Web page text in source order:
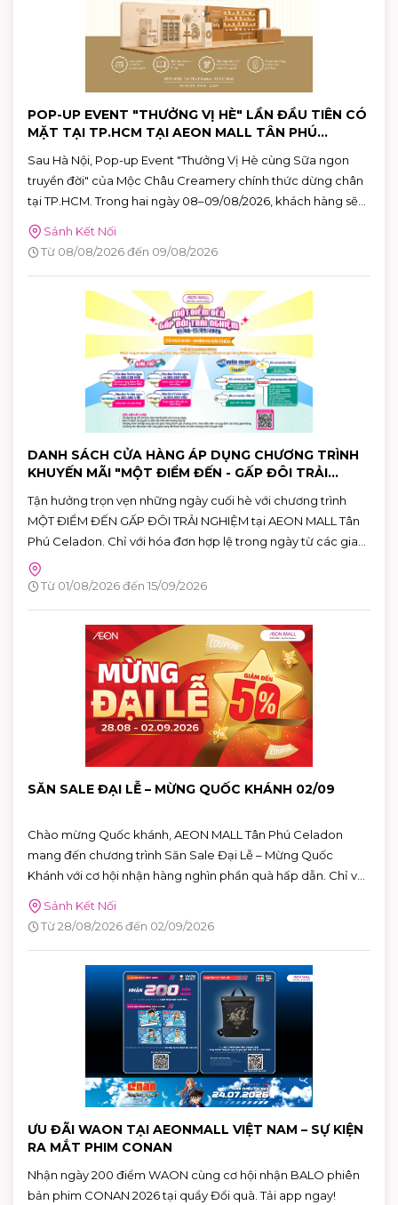
POP-UP EVENT "THƯỞNG VỊ HÈ" LẦN ĐẦU TIÊN CÓ
MẶT TẠI TP.HCM TẠI AEON MALL TÂN PHÚ
Sau Hà Nội, Pop-up Event "Thưởng Vị Hè cùng Sữa ngon
truyền đời" của Mộc Châu Creamery chính thức dừng chân
tại TP.HCM. Trong hai ngày 08–09/08/2026, khách hàng sẽ
có cơ hội khám phá những hương vị mùa hè độc đáo, tham
gia nhiều hoạt động tương tác thú vị và nhận quà tặng phiên
bản giới hạn tại AEON MALL Tân Phú Celadon.
Sảnh Kết Nối
Từ 08/08/2026 đến 09/08/2026
DANH SÁCH CỬA HÀNG ÁP DỤNG CHƯƠNG TRÌNH
KHUYẾN MÃI "MỘT ĐIỂM ĐẾN - GẤP ĐÔI TRẢI
Tận hưởng trọn vẹn những ngày cuối hè với chương trình
MỘT ĐIỂM ĐẾN GẤP ĐÔI TRẢI NGHIỆM tại AEON MALL Tân
Phú Celadon. Chỉ với hóa đơn hợp lệ trong ngày từ các gian
hàng tham gia, khách hàng có thể nhận ưu đãi chéo giữa
khu ẩm thực Vườn Ngon và các gian hàng giải trí, giúp hành
Từ 01/08/2026 đến 15/09/2026
SĂN SALE ĐẠI LỄ – MỪNG QUỐC KHÁNH 02/09
Chào mừng Quốc khánh, AEON MALL Tân Phú Celadon
mang đến chương trình Săn Sale Đại Lễ – Mừng Quốc
Khánh với cơ hội nhận hàng nghìn phần quà hấp dẫn. Chỉ với
hóa đơn từ 2.000.000 VNĐ, khách hàng có thể tham gia
vòng quay may mắn trên ứng dụng AEON MALL Việt Nam
để săn nhiều phần quà giá trị.
Sảnh Kết Nối
Từ 28/08/2026 đến 02/09/2026
ƯU ĐÃI WAON TẠI AEONMALL VIỆT NAM – SỰ KIỆN
RA MẮT PHIM CONAN
Nhận ngày 200 điểm WAON cùng cơ hội nhận BALO phiên
bản phim CONAN 2026 tại quẩy Đổi quà. Tải app ngay!